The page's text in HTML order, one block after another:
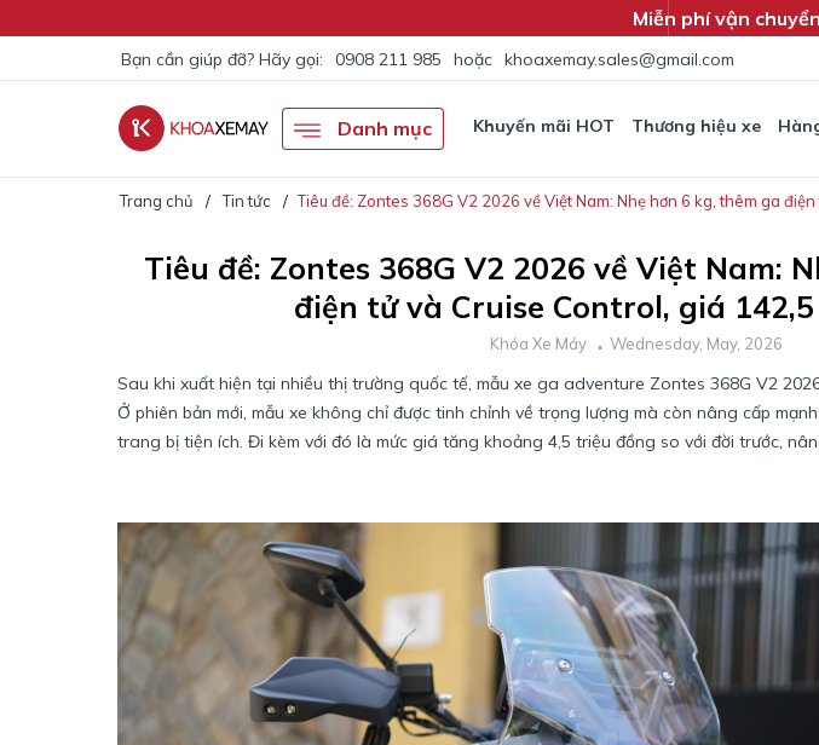
Miễn phí vận chuyển
Bạn cần giúp đỡ? Hãy gọi: 0908 211 985 hoặc khoaxemay.sales@gmail.com
Danh mục Khuyến mãi HOT Thương hiệu xe
Trang chủ Tin tức Tiêu đề: Zontes 368G V2 2026 về Việt Nam: Nhẹ hơn 6 kg, thêm ga
Tiêu đề: Zontes 368G V2 2026 về Việt Nam:
điện tử và Cruise Control, giá
Khóa Xe Máy Wednesday, May, 2026
Sau khi xuất hiện tại nhiều thị trường quốc tế, mẫu xe ga adventure Zontes 368G V2
Ở phiên bản mới, mẫu xe không chỉ được tinh chỉnh về trọng lượng mà còn nâng cấp
trang bị tiện ích. Đi kèm với đó là mức giá tăng khoảng 4,5 triệu đồng so với đời trước,